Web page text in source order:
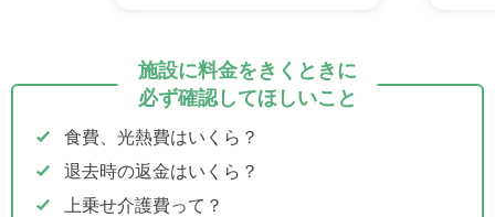
施設に料金をきくときに
必ず確認してほしいこと
食費、光熱費はいくら？
退去時の返金はいくら？
上乗せ介護費って？